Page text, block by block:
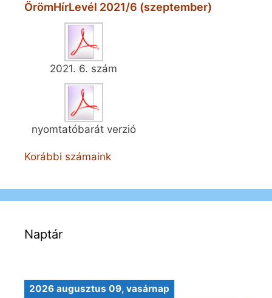
ÖrömHírLevél 2021/6 (szeptember)
2021. 6. szám
nyomtatóbarát verzió
Korábbi számaink
Naptár
2026 augusztus 09, vasárnap